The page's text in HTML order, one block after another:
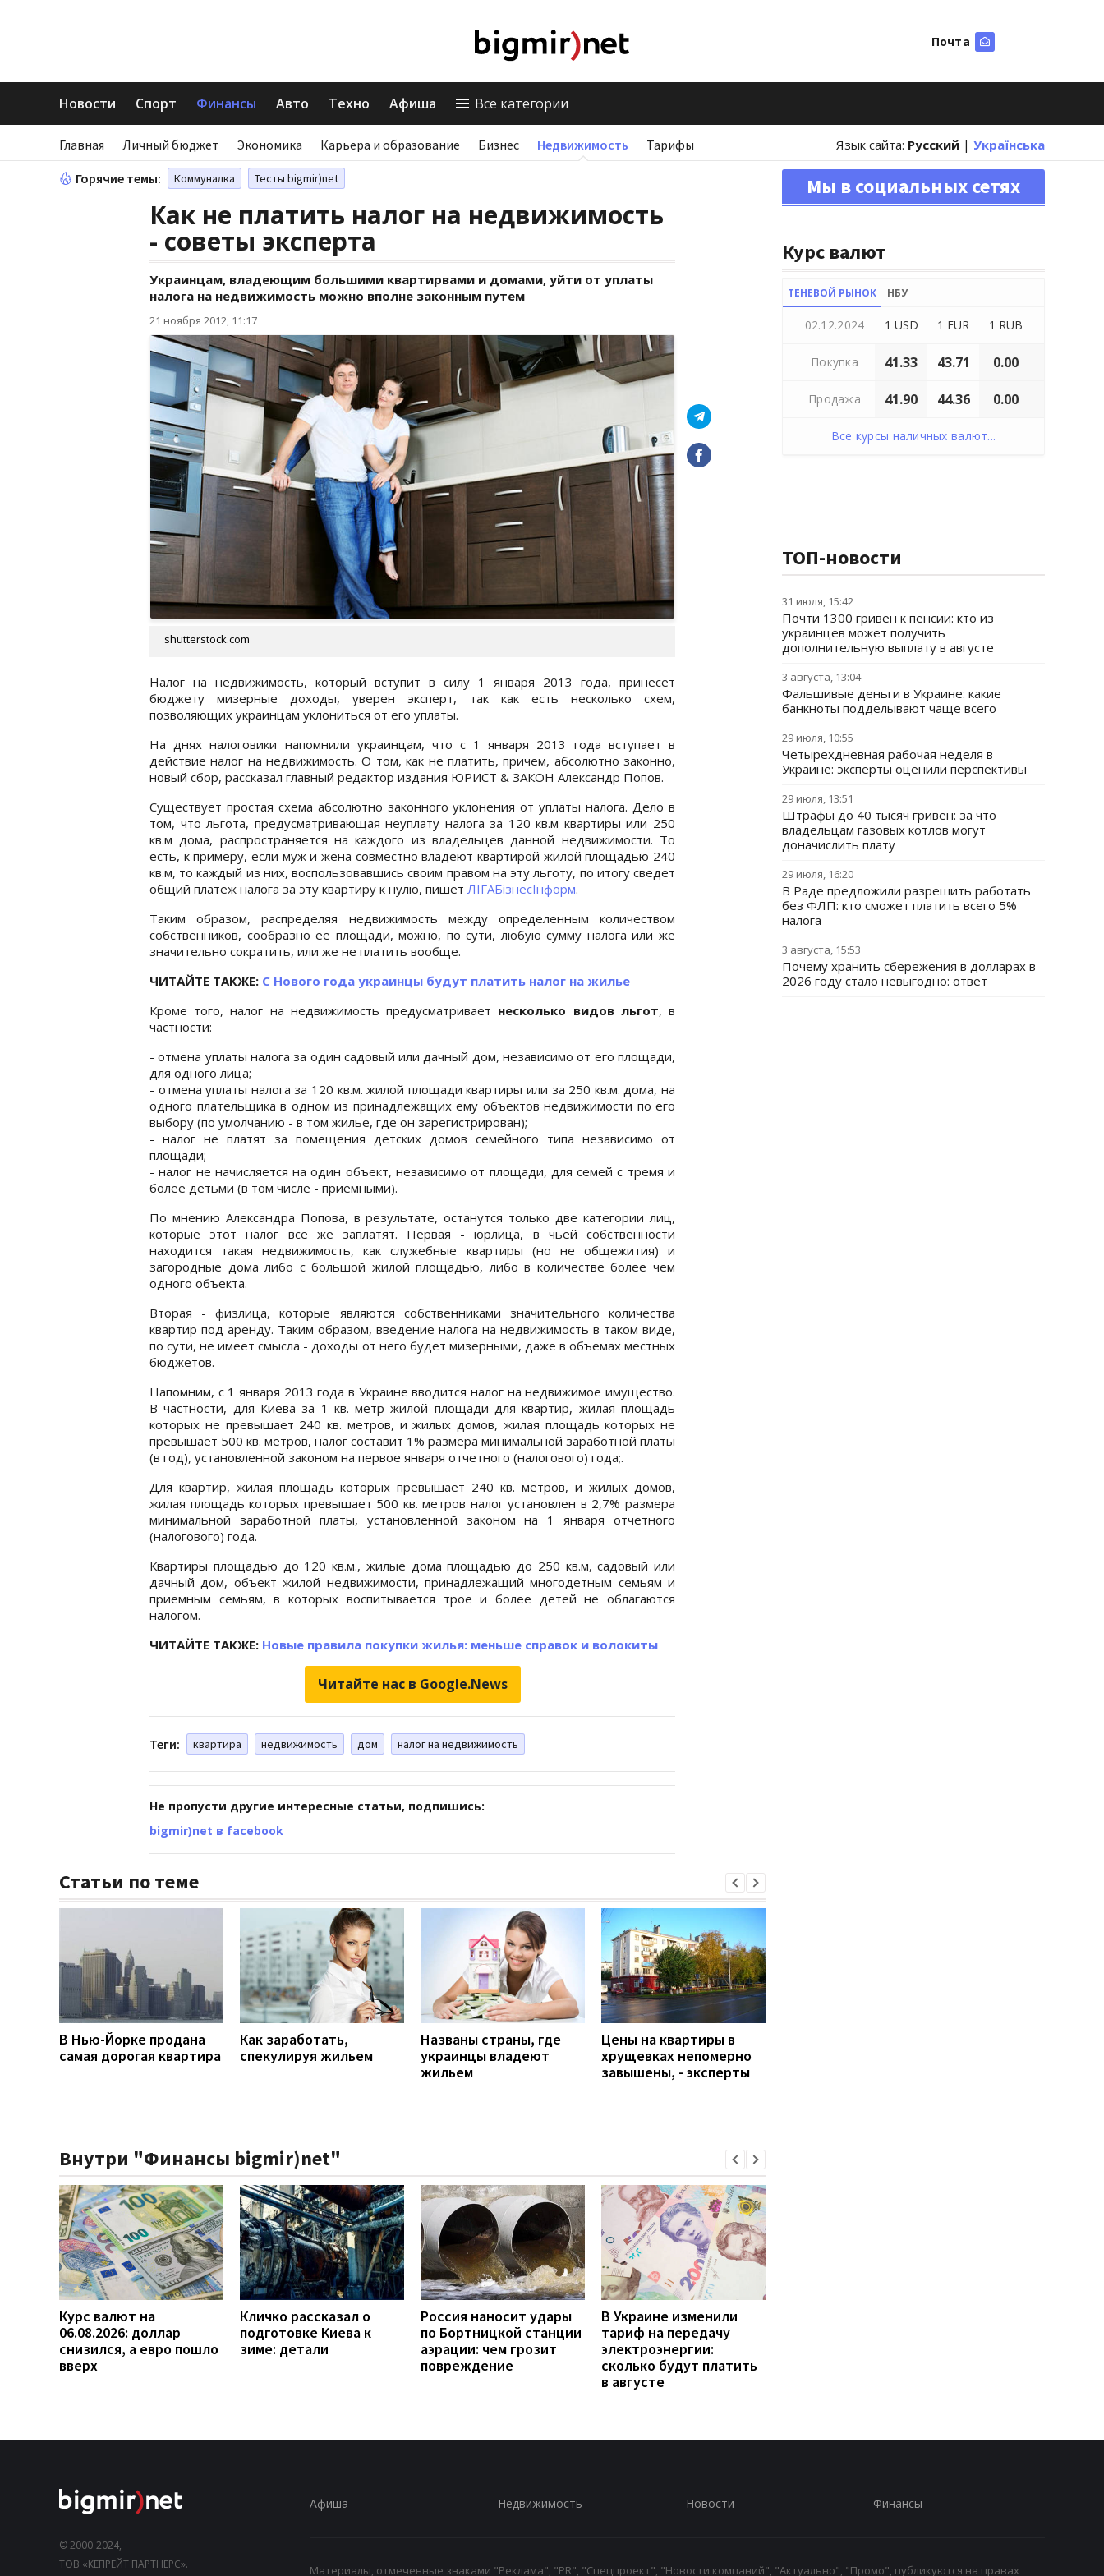
Почта
Новости Спорт Финансы Авто Техно Афиша Все категории
Главная Личный бюджет Экономика Карьера и образование Бизнес Недвижимость Тарифы Язык сайта: Русский | Українська
Горячие темы: Коммуналка Тесты bigmir)net
Как не платить налог на недвижимость
- советы эксперта
Украинцам, владеющим большими квартирвами и домами, уйти от уплаты
налога на недвижимость можно вполне законным путем
21 ноября 2012, 11:17
shutterstock.com
Налог на недвижимость, который вступит в силу 1 января 2013 года, принесет
бюджету мизерные доходы, уверен эксперт, так как есть несколько схем,
позволяющих украинцам уклониться от его уплаты.
На днях налоговики напомнили украинцам, что с 1 января 2013 года вступает в
действие налог на недвижимость. О том, как не платить, причем, абсолютно законно,
новый сбор, рассказал главный редактор издания ЮРИСТ & ЗАКОН Александр Попов.
Существует простая схема абсолютно законного уклонения от уплаты налога. Дело в
том, что льгота, предусматривающая неуплату налога за 120 кв.м квартиры или 250
кв.м дома, распространяется на каждого из владельцев данной недвижимости. То
есть, к примеру, если муж и жена совместно владеют квартирой жилой площадью 240
кв.м, то каждый из них, воспользовавшись своим правом на эту льготу, по итогу сведет
общий платеж налога за эту квартиру к нулю, пишет ЛIГАБiзнесIнформ.
Таким образом, распределяя недвижимость между определенным количеством
собственников, сообразно ее площади, можно, по сути, любую сумму налога или же
значительно сократить, или же не платить вообще.
ЧИТАЙТЕ ТАКЖЕ: С Нового года украинцы будут платить налог на жилье
Кроме того, налог на недвижимость предусматривает несколько видов льгот, в
частности:
- отмена уплаты налога за один садовый или дачный дом, независимо от его площади,
для одного лица;
- отмена уплаты налога за 120 кв.м. жилой площади квартиры или за 250 кв.м. дома, на
одного плательщика в одном из принадлежащих ему объектов недвижимости по его
выбору (по умолчанию - в том жилье, где он зарегистрирован);
- налог не платят за помещения детских домов семейного типа независимо от
площади;
- налог не начисляется на один объект, независимо от площади, для семей с тремя и
более детьми (в том числе - приемными).
По мнению Александра Попова, в результате, останутся только две категории лиц,
которые этот налог все же заплатят. Первая - юрлица, в чьей собственности
находится такая недвижимость, как служебные квартиры (но не общежития) и
загородные дома либо с большой жилой площадью, либо в количестве более чем
одного объекта.
Вторая - физлица, которые являются собственниками значительного количества
квартир под аренду. Таким образом, введение налога на недвижимость в таком виде,
по сути, не имеет смысла - доходы от него будет мизерными, даже в объемах местных
бюджетов.
Напомним, с 1 января 2013 года в Украине вводится налог на недвижимое имущество.
В частности, для Киева за 1 кв. метр жилой площади для квартир, жилая площадь
которых не превышает 240 кв. метров, и жилых домов, жилая площадь которых не
превышает 500 кв. метров, налог составит 1% размера минимальной заработной платы
(в год), установленной законом на первое января отчетного (налогового) года;.
Для квартир, жилая площадь которых превышает 240 кв. метров, и жилых домов,
жилая площадь которых превышает 500 кв. метров налог установлен в 2,7% размера
минимальной заработной платы, установленной законом на 1 января отчетного
(налогового) года.
Квартиры площадью до 120 кв.м., жилые дома площадью до 250 кв.м, садовый или
дачный дом, объект жилой недвижимости, принадлежащий многодетным семьям и
приемным семьям, в которых воспитывается трое и более детей не облагаются
налогом.
ЧИТАЙТЕ ТАКЖЕ: Новые правила покупки жилья: меньше справок и волокиты
Читайте нас в Google.News
Теги: квартира недвижимость дом налог на недвижимость
Не пропусти другие интересные статьи, подпишись:
bigmir)net в facebook
Статьи по теме
В Нью-Йорке продана
самая дорогая квартира
Как заработать,
спекулируя жильем
Названы страны, где
украинцы владеют
жильем
Цены на квартиры в
хрущевках непомерно
завышены, - эксперты
Внутри "Финансы bigmir)net"
Курс валют на
06.08.2026: доллар
снизился, а евро пошло
вверх
Кличко рассказал о
подготовке Киева к
зиме: детали
Россия наносит удары
по Бортницкой станции
аэрации: чем грозит
повреждение
В Украине изменили
тариф на передачу
электроэнергии:
сколько будут платить
в августе
Мы в социальных сетях
Курс валют
ТЕНЕВОЙ РЫНОК НБУ
02.12.2024 1 USD 1 EUR 1 RUB
Покупка 41.33 43.71 0.00
Продажа 41.90 44.36 0.00
Все курсы наличных валют...
ТОП-новости
31 июля, 15:42
Почти 1300 гривен к пенсии: кто из
украинцев может получить
дополнительную выплату в августе
3 августа, 13:04
Фальшивые деньги в Украине: какие
банкноты подделывают чаще всего
29 июля, 10:55
Четырехдневная рабочая неделя в
Украине: эксперты оценили перспективы
29 июля, 13:51
Штрафы до 40 тысяч гривен: за что
владельцам газовых котлов могут
доначислить плату
29 июля, 16:20
В Раде предложили разрешить работать
без ФЛП: кто сможет платить всего 5%
налога
3 августа, 15:53
Почему хранить сбережения в долларах в
2026 году стало невыгодно: ответ
© 2000-2024,
ТОВ «КЕПРЕЙТ ПАРТНЕРС».
Афиша Недвижимость Новости Финансы
Материалы, отмеченные знаками "Реклама", "PR", "Спецпроект", "Новости компаний", "Актуально", "Промо", публикуются на правах